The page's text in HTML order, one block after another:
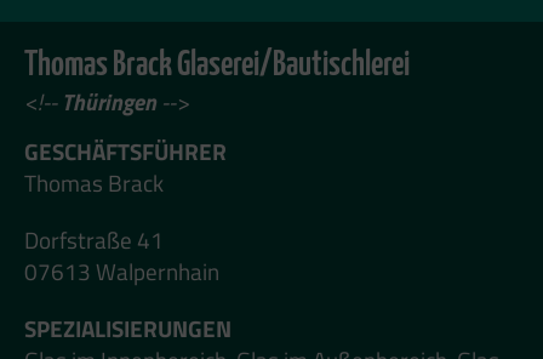
Thomas Brack Glaserei/Bautischlerei
<!-- Thüringen -->
GESCHÄFTSFÜHRER
Thomas Brack
Dorfstraße 41
07613 Walpernhain
SPEZIALISIERUNGEN